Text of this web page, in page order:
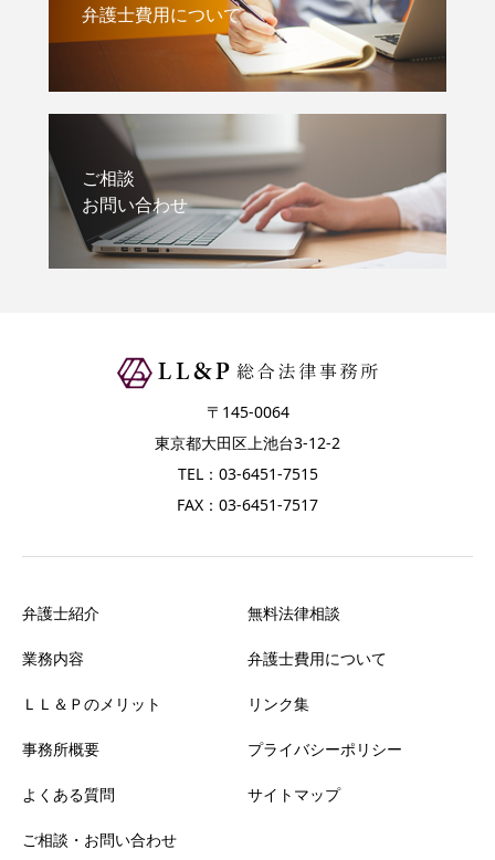
弁護士費用について
ご相談
お問い合わせ
〒145-0064
東京都大田区上池台3-12-2
TEL：03-6451-7515
FAX：03-6451-7517
弁護士紹介
業務内容
ＬＬ＆Ｐのメリット
事務所概要
よくある質問
ご相談・お問い合わせ
無料法律相談
弁護士費用について
リンク集
プライバシーポリシー
サイトマップ